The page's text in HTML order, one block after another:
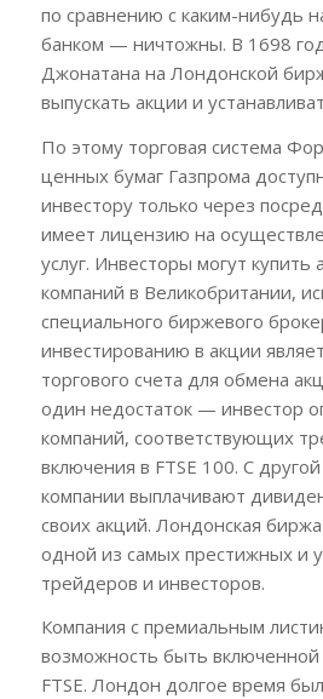
по сравнению с каким-нибудь
банком — ничтожны. В 1698
Джонатана на Лондонской
выпускать акции и
По этому торговая система
ценных бумаг Газпрома
инвестору только через
имеет лицензию на
услуг. Инвесторы могут купить
компаний в Великобритании,
специального биржевого
инвестированию в акции
торгового счета для обмена
один недостаток — инвестор
компаний, соответствующих
включения в FTSE 100. С
компании выплачивают
своих акций. Лондонская биржа
одной из самых престижных и
трейдеров и инвесторов.
Компания с премиальным
возможность быть
FTSE. Лондон долгое время